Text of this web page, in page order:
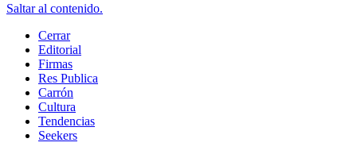
Saltar al contenido.
Cerrar
Editorial
Firmas
Res Publica
Carrón
Cultura
Tendencias
Seekers